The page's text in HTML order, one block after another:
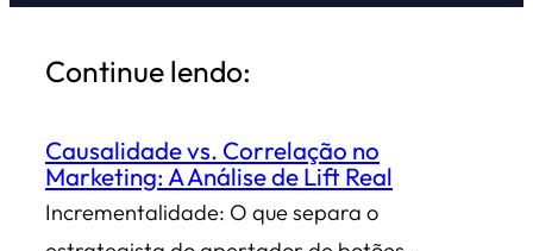
Continue lendo:
Causalidade vs. Correlação no
Marketing: A Análise de Lift Real
Incrementalidade: O que separa o